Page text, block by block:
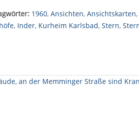
1960, Ansichten, Ansichtskarten,
, Inder, Kurheim Karlsbad, Stern,